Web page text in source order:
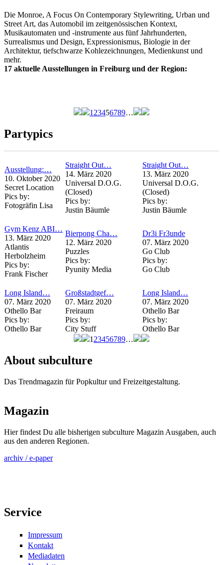
Die Monroe, A Focus On Contemporary Stylewriting, Urban und
Street Art, das Automobil im zeitgenössischen Kontext,
Musikautomaten und -instrumente aus fünf Jahrhunderten,
Surrealismus und Design, Expressionismus, Biologie in der
Architektur, tiefschwarze Kohlezeichnungen, Medienkunst und
mehr.
17 aktuelle Ausstellungen in Freiburg und der Region:
1 23456789…
Partypics
Ausstellung:…
10. Oktober 2020
Secret Location
Pics by:
Fotogräfin Lisa
Straight Out…
14. März 2020
Universal D.O.G.
(Closed)
Pics by:
Justin Bäumle
Straight Out…
13. März 2020
Universal D.O.G.
(Closed)
Pics by:
Justin Bäumle
Gym Kenz ABI…
13. März 2020
Atlantis
Herbolzheim
Pics by:
Frank Fischer
Bierpong Cha…
12. März 2020
Puzzles
Pics by:
Pyunity Media
Dr3i Fr3unde
07. März 2020
Go Club
Pics by:
Go Club
Long Island…
07. März 2020
Othello Bar
Pics by:
Othello Bar
Großstadtgef…
07. März 2020
Freiraum
Pics by:
City Stuff
Long Island…
07. März 2020
Othello Bar
Pics by:
Othello Bar
1 23456789…
About subculture
Das Trendmagazin für Popkultur und Freizeitgestaltung.
Magazin
Hier findest Du alle bisherigen subculture Magazin Ausgaben, auch
aus den anderen Regionen.
archiv / e-paper
Service
Impressum
Kontakt
Mediadaten